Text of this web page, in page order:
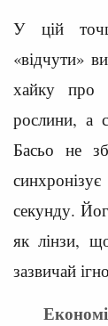
У цій
«відчути»
хайку про
рослини, а
Басьо не
секунду.
як лінзи,
зазвичай